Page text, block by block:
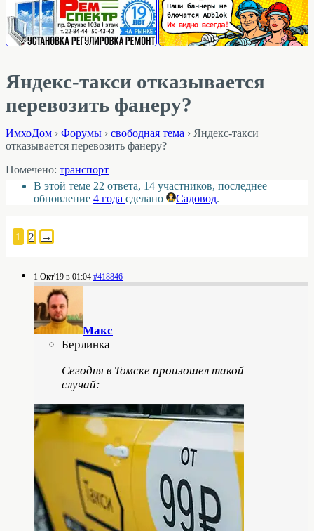
Яндекс-такси отказывается
перевозить фанеру?
ИмхоДом › Форумы › свободная тема › Яндекс-такси
отказывается перевозить фанеру?
Помечено: транспорт
В этой теме 22 ответа, 14 участников, последнее
обновление 4 года сделано Садовод.
1 2 →
1 Окт'19 в 01:04 #418846
Макс
Берлинка
Сегодня в Томске произошел такой
случай: